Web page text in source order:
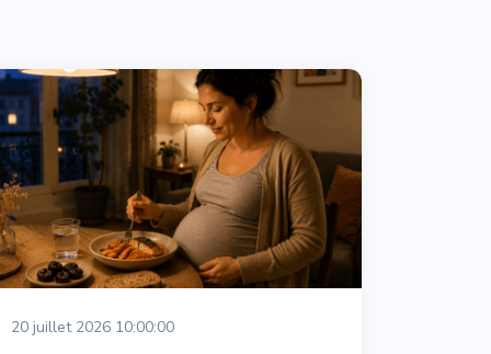
20 juillet 2026 10:00:00